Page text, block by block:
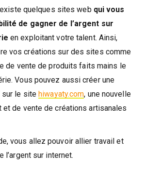
quelques sites web qui vous
de gagner de l’argent sur
en exploitant votre talent. Ainsi,
vos créations sur des sites comme
de vente de produits faits mains le
Vous pouvez aussi créer une
sur le sitehiwayaty.com, une nouvelle
et de vente de créations artisanales
vous allez pouvoir allier travail et
l’argent sur internet.